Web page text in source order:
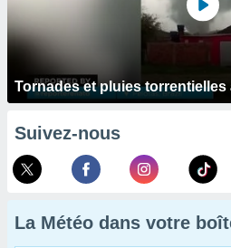
Tornades et pluies torrentielles
Suivez-nous
La Météo dans votre